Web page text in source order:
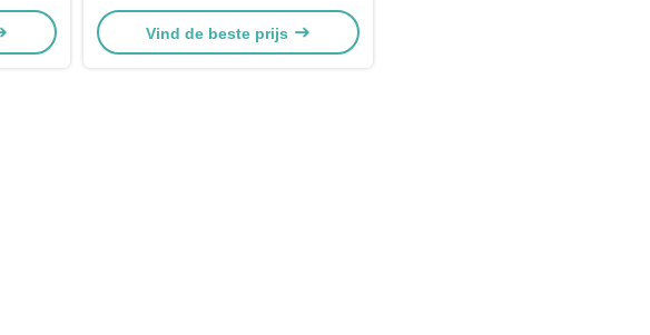
transparante automobielmaskerfilm
voor schilderen
Vind de beste prijs